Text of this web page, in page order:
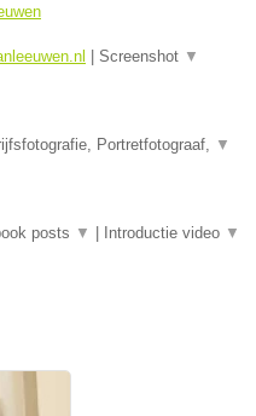
Screenshot ▼
Portretfotograaf, ▼
posts ▼ Introductie video ▼